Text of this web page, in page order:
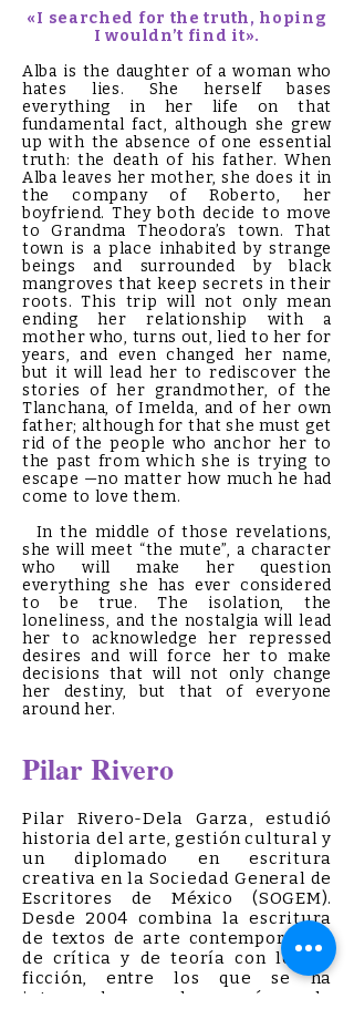
«I searched for the truth, hoping
I wouldn’t find it».
Alba is the daughter of a woman who
hates lies. She herself bases
everything in her life on that
fundamental fact, although she grew
up with the absence of one essential
truth: the death of his father. When
Alba leaves her mother, she does it in
the company of Roberto, her
boyfriend. They both decide to move
to Grandma Theodora’s town. That
town is a place inhabited by strange
beings and surrounded by black
mangroves that keep secrets in their
roots. This trip will not only mean
ending her relationship with a
mother who, turns out, lied to her for
years, and even changed her name,
but it will lead her to rediscover the
stories of her grandmother, of the
Tlanchana, of Imelda, and of her own
father; although for that she must get
rid of the people who anchor her to
the past from which she is trying to
escape —no matter how much he had
come to love them.
In the middle of those revelations,
she will meet “the mute”, a character
who will make her question
everything she has ever considered
to be true. The isolation, the
loneliness, and the nostalgia will lead
her to acknowledge her repressed
desires and will force her to make
decisions that will not only change
her destiny, but that of everyone
around her.
Pilar Rivero
Pilar Rivero-Dela Garza, estudió
historia del arte, gestión cultural y
un diplomado en escritura
creativa en la Sociedad General de
Escritores de México (SOGEM).
Desde 2004 combina la escritura
de textos de arte contemporáneo,
de crítica y de teoría con los de
ficción, entre los que se ha
interesado por la poesía y la